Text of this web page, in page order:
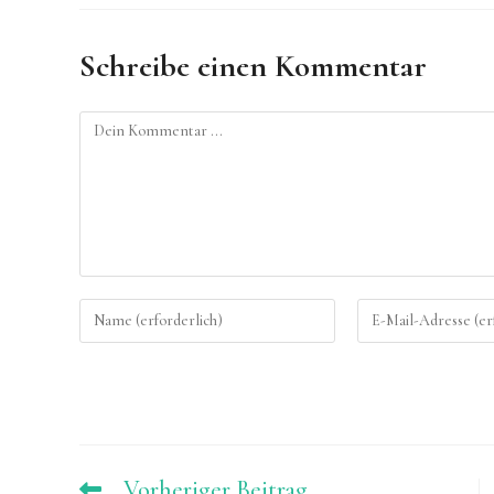
Schreibe einen Kommentar
Kommentieren
Gib
deinen
zum
Gib
deine
Weitere